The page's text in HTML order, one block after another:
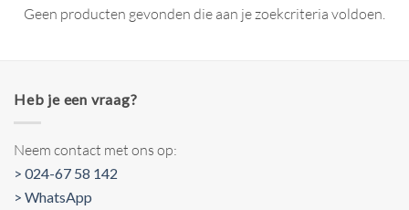
Geen producten gevonden die aan je zoekcriteria voldoen.
Heb je een vraag?
Neem contact met ons op:
> 024-67 58 142
> WhatsApp